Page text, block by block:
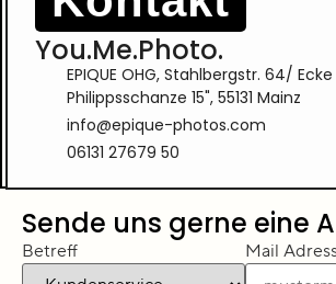
You.Me.Photo.
EPIQUE OHG, Stahlbergstr. 64/
Philippsschanze 15", 55131 Mainz
info@epique-photos.com
06131 27679 50
Sende uns gerne eine
Betreff Mail